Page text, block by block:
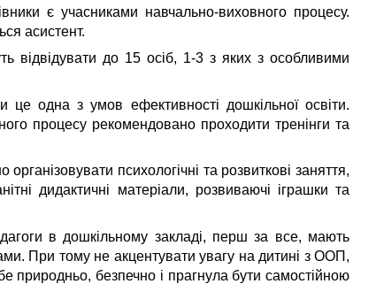
є учасниками навчально-виховного процесу.
асистент.
відвідувати до 15 осіб, 1-3 з яких з особливими
це одна з умов ефективності дошкільної освіти.
процесу рекомендовано проходити тренінги та
організовувати психологічні та розвиткові заняття,
дидактичні матеріали, розвиваючі іграшки та
в дошкільному закладі, перш за все, мають
При тому не акцентувати увагу на дитині з ООП,
природньо, безпечно і прагнула бути самостійною